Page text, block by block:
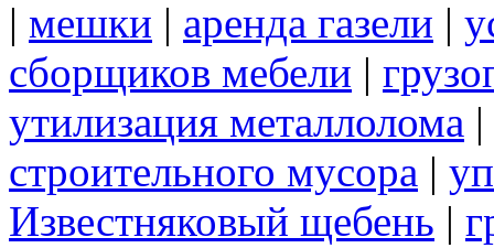
| мешки | аренда газели |
сборщиков мебели |
утилизация металлолома |
строительного мусора |
Известняковый щебень |